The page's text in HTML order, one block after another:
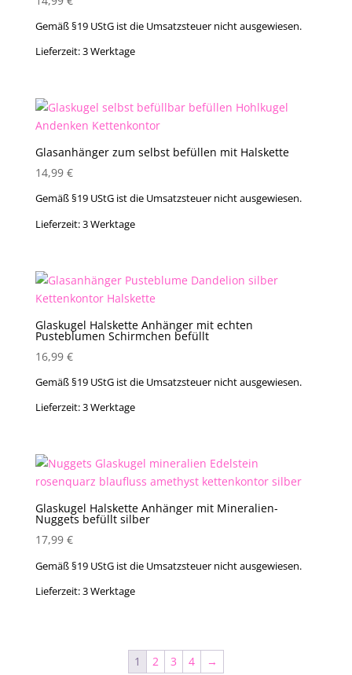
Gemäß §19 UStG ist die Umsatzsteuer nicht ausgewiesen.
Lieferzeit:3 Werktage
Glasanhänger zum selbst befüllen mit Halskette
14,99 €
Gemäß §19 UStG ist die Umsatzsteuer nicht ausgewiesen.
Lieferzeit:3 Werktage
Glaskugel Halskette Anhänger mit echten
Pusteblumen Schirmchen befüllt
16,99 €
Gemäß §19 UStG ist die Umsatzsteuer nicht ausgewiesen.
Lieferzeit:3 Werktage
Glaskugel Halskette Anhänger mit Mineralien-
Nuggets befüllt silber
17,99 €
Gemäß §19 UStG ist die Umsatzsteuer nicht ausgewiesen.
Lieferzeit:3 Werktage
1 2 3 4 →